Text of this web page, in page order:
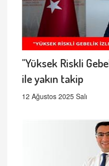
"Yüksek Riskli
ile yakın takip
12 Ağustos 2025 Salı